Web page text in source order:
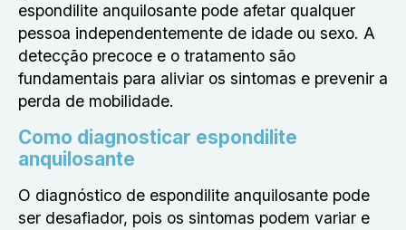
espondilite anquilosante pode afetar qualquer
pessoa independentemente de idade ou sexo. A
detecção precoce e o tratamento são
fundamentais para aliviar os sintomas e prevenir a
perda de mobilidade.
Como diagnosticar espondilite
anquilosante
O diagnóstico de espondilite anquilosante pode
ser desafiador, pois os sintomas podem variar e